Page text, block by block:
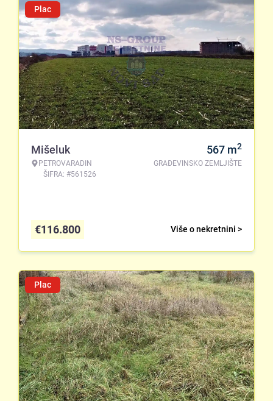
Plac
Mišeluk
PETROVARADIN
ŠIFRA: #561526
567 m2
GRAĐEVINSKO ZEMLJIŠTE
Više o nekretnini >
€116.800
Plac